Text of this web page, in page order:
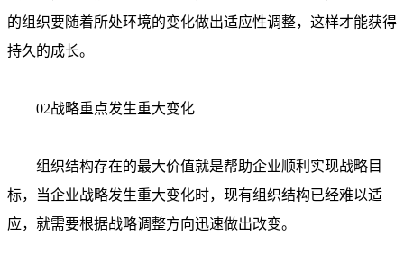
的组织要随着所处环境的变化做出适应性调整，这样才能获得
持久的成长。
02战略重点发生重大变化
组织结构存在的最大价值就是帮助企业顺利实现战略目
标，当企业战略发生重大变化时，现有组织结构已经难以适
应，就需要根据战略调整方向迅速做出改变。